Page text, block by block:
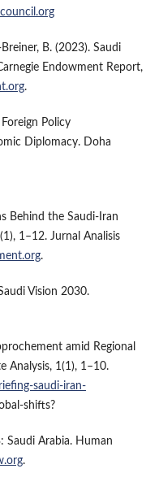
B. (2023). Saudi
Endowment Report,
.
Policy
Diplomacy. Doha
Behind the Saudi-Iran
1–12. Jurnal Analisis
.
Vision 2030.
amid Regional
Analysis, 1(1), 1–10.
saudi-iran-
shifts?
Saudi Arabia. Human
.